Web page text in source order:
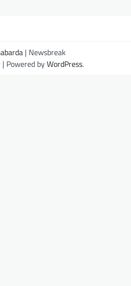
| Newsbreak
| Powered byWordPress.